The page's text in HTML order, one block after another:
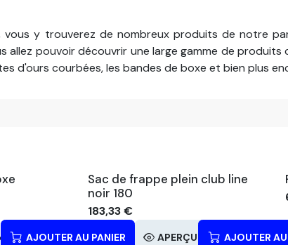
y trouverez de nombreux produits de notre
allez pouvoir découvrir une large gamme de
d'ours courbées, les bandes de boxe et bien plus
similaires
Sac de frappe plein club line
noir 180
183,33€
AJOUTER AU PANIER Produits
APERÇU RAPIDEAJOUTER AU